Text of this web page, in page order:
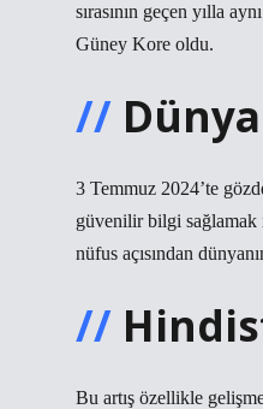
sırasının geçen yılla
Güney Kore oldu.
3 Temmuz 2024’te
güvenilir bilgi sağlamak
nüfus açısından
Bu artış özellikle